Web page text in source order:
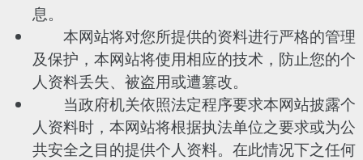
息。
本网站将对您所提供的资料进行严格的管理
及保护，本网站将使用相应的技术，防止您的个
人资料丢失、被盗用或遭篡改。
当政府机关依照法定程序要求本网站披露个
人资料时，本网站将根据执法单位之要求或为公
共安全之目的提供个人资料。在此情况下之任何